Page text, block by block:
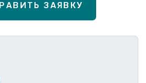
ЗАЯВКУ